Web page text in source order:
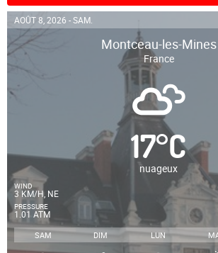
AOÛT 8, 2026 - SAM.
Montceau-les-Mines
France
17°C
nuageux
WIND
3 KM/H, NE
PRESSURE
1.01 ATM
SAM DIM LUN